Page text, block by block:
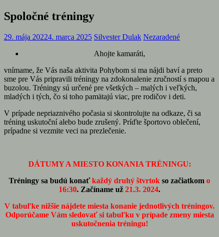
Spoločné tréningy
29. mája 20224. marca 2025 Silvester Dulak Nezaradené
Ahojte kamaráti,
vnímame, že Vás naša aktivita Pohybom si ma nájdi baví a preto
sme pre Vás pripravili tréningy na zdokonalenie zručností s mapou a
buzolou. Tréningy sú určené pre všetkých – malých i veľkých,
mladých i tých, čo si toho pamätajú viac, pre rodičov i deti.
V prípade nepriaznivého počasia si skontrolujte na odkaze, či sa
tréning uskutoční alebo bude zrušený. Príďte športovo oblečení,
prípadne si vezmite veci na prezlečenie.
DÁTUMY A MIESTO KONANIA TRÉNINGU:
Tréningy sa budú konaťkaždý druhý štvrtok so začiatkom o
16:30. Začíname už 21.3. 2024.
V tabuľke nižšie nájdete miesta konanie jednotlivých tréningov.
Odporúčame Vám sledovať si tabuľku v prípade zmeny miesta
uskutočnenia tréningu!